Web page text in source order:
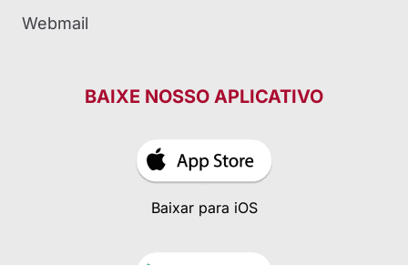
Webmail
BAIXE NOSSO APLICATIVO
Baixar para iOS